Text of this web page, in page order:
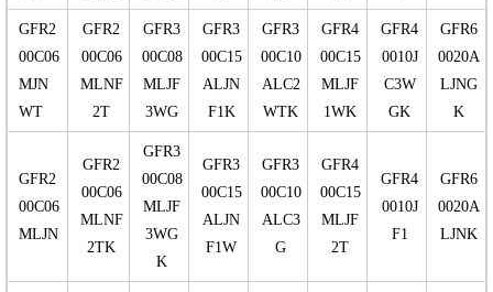
GFR2
00C06
MJN
WT
GFR2
00C06
MLNF
2T
GFR3
00C08
MLJF
3WG
GFR3
00C15
ALJN
F1K
GFR3
00C10
ALC2
WTK
GFR4
00C15
MLJF
1WK
GFR4
0010J
C3W
GK
GFR6
0020A
LJNG
K
GFR2
00C06
MLJN
GFR2
00C06
MLNF
2TK
GFR3
00C08
MLJF
3WG
K
GFR3
00C15
ALJN
F1W
GFR3
00C10
ALC3
G
GFR4
00C15
MLJF
2T
GFR4
0010J
F1
GFR6
0020A
LJNK